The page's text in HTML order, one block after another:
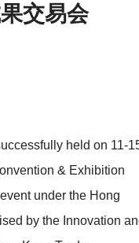
交易会
held on 11-
& Exhibition
under the Hong
by the Innovation